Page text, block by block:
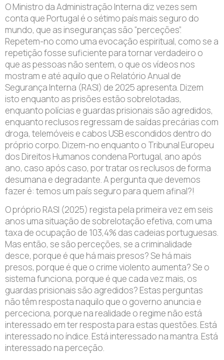
O Ministro da Administração Interna diz vezes sem
conta que Portugal é o sétimo país mais seguro do
mundo, que as inseguranças são “perceções”.
Repetem-no como uma evocação espiritual, como se a
repetição fosse suficiente para tornar verdadeiro o
que as pessoas não sentem, o que os vídeos nos
mostram e até aquilo que o Relatório Anual de
Segurança Interna (RASI) de 2025 apresenta. Dizem
isto enquanto as prisões estão sobrelotadas,
enquanto polícias e guardas prisionais são agredidos,
enquanto reclusos regressam de saídas precárias com
droga, telemóveis e cabos USB escondidos dentro do
próprio corpo. Dizem-no enquanto o Tribunal Europeu
dos Direitos Humanos condena Portugal, ano após
ano, caso após caso, por tratar os reclusos de forma
desumana e degradante. A pergunta que devemos
fazer é: temos um país seguro para quem afinal?!
O próprio RASI (2025) regista pela primeira vez em seis
anos uma situação de sobrelotação efetiva, com uma
taxa de ocupação de 103,4% das cadeias portuguesas.
Mas então, se são perceções, se a criminalidade
desce, porque é que há mais presos? Se há mais
presos, porque é que o crime violento aumenta? Se o
sistema funciona, porque é que cada vez mais, os
guardas prisionais são agredidos? Estas perguntas
não têm resposta naquilo que o governo anuncia e
perceciona, porque na realidade o regime não está
interessado em ter resposta para estas questões. Está
interessado no índice. Está interessado na mantra. Está
interessado na perceção.